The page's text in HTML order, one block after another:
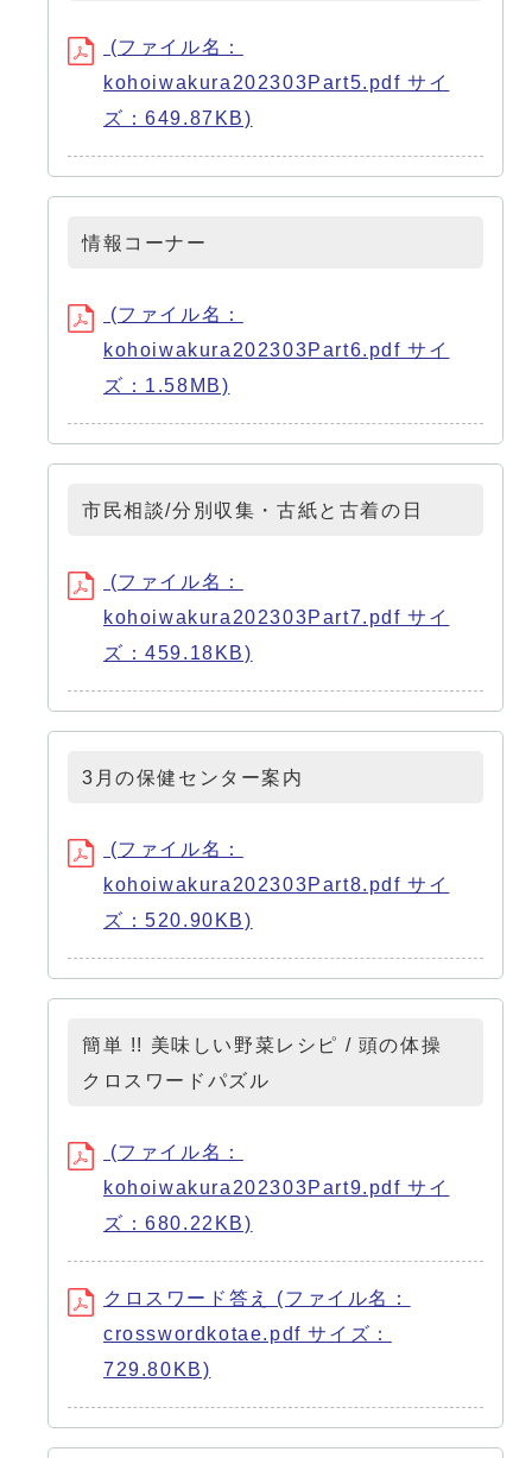
(ファイル名：
kohoiwakura202303Part5.pdf サイ
ズ：649.87KB)
情報コーナー
(ファイル名：
kohoiwakura202303Part6.pdf サイ
ズ：1.58MB)
市民相談/分別収集・古紙と古着の日
(ファイル名：
kohoiwakura202303Part7.pdf サイ
ズ：459.18KB)
3月の保健センター案内
(ファイル名：
kohoiwakura202303Part8.pdf サイ
ズ：520.90KB)
簡単 !! 美味しい野菜レシピ / 頭の体操
クロスワードパズル
(ファイル名：
kohoiwakura202303Part9.pdf サイ
ズ：680.22KB)
クロスワード答え (ファイル名：
crosswordkotae.pdf サイズ：
729.80KB)